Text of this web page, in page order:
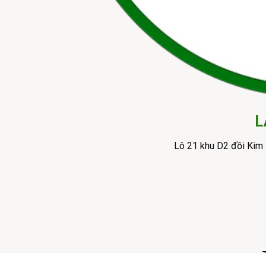
Lô 21 khu D2 đồi